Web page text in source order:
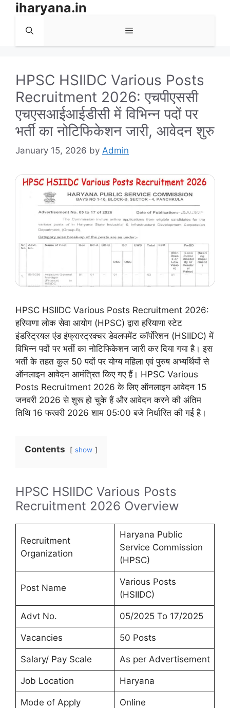
Skip
content
iharyana.in
Menu
HPSC HSIIDC Various Posts
Recruitment 2026: एचपीएससी
एचएसआईआईडीसी में विभिन्न पदों पर
भर्ती का नोटिफिकेशन जारी, आवेदन शुरु
January 15, 2026 by Admin
HPSC HSIIDC Various Posts Recruitment 2026:
हरियाणा लोक सेवा आयोग (HPSC) द्वारा हरियाणा स्टेट
इंडस्ट्रियल एंड इंफ्रास्ट्रक्चर डेवलपमेंट कॉर्पोरेशन (HSIIDC) में
विभिन्न पदों पर भर्ती का नोटिफिकेशन जारी कर दिया गया है। इस
भर्ती के तहत कुल 50 पदों पर योग्य महिला एवं पुरुष अभ्यर्थियों से
ऑनलाइन आवेदन आमंत्रित किए गए हैं। HPSC Various
Posts Recruitment 2026 के लिए ऑनलाइन आवेदन 15
जनवरी 2026 से शुरू हो चुके हैं और आवेदन करने की अंतिम
तिथि 16 फरवरी 2026 शाम 05:00 बजे निर्धारित की गई है।
Contents show
HPSC HSIIDC Various Posts
Recruitment 2026 Overview
Recruitment
Organization
Haryana Public
Service Commission
(HPSC)
Post Name
Various Posts
(HSIIDC)
Advt No. 05/2025 To 17/2025
Vacancies 50 Posts
Salary/ Pay Scale As per Advertisement
Job Location Haryana
Mode of Apply Online